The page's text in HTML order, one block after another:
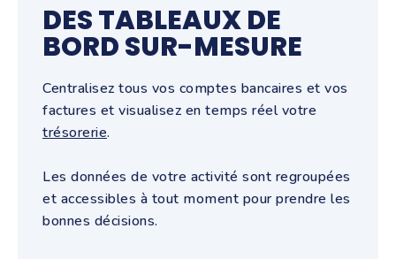
DES TABLEAUX DE
BORD SUR-MESURE
Centralisez tous vos comptes bancaires et vos
factures et visualisez en temps réel votre
trésorerie.
Les données de votre activité sont regroupées
et accessibles à tout moment pour prendre les
bonnes décisions.